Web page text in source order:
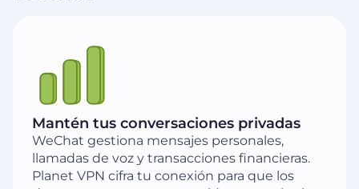
Mantén tus conversaciones privadas
WeChat gestiona mensajes personales,
llamadas de voz y transacciones financieras.
Planet VPN cifra tu conexión para que los